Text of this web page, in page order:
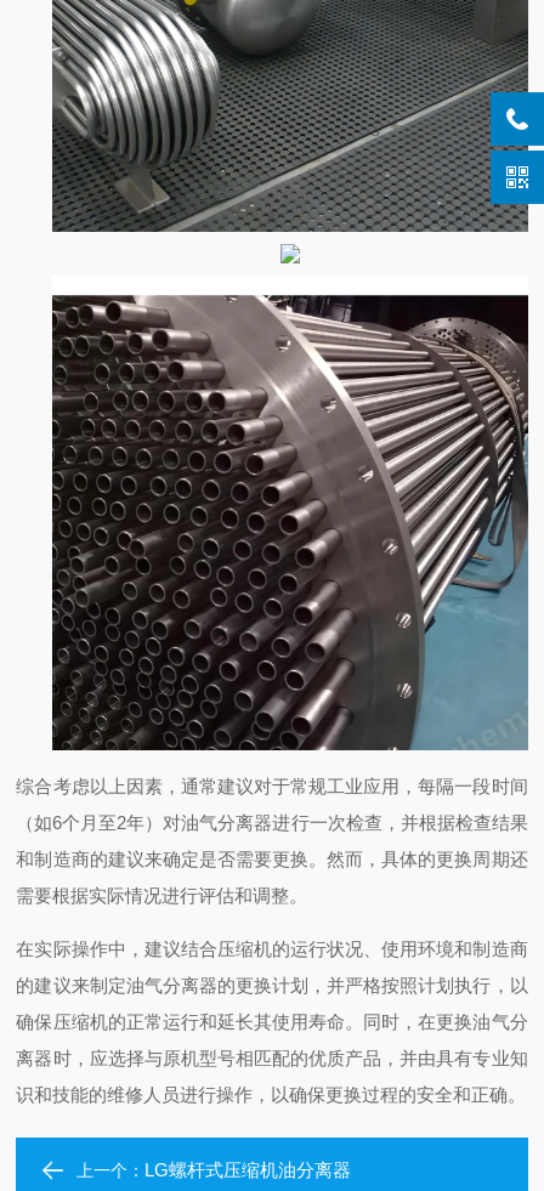
综合考虑以上因素，通常建议对于常规工业应用，每隔一段时间
（如6个月至2年）对油气分离器进行一次检查，并根据检查结果
和制造商的建议来确定是否需要更换。然而，具体的更换周期还
需要根据实际情况进行评估和调整。
在实际操作中，建议结合压缩机的运行状况、使用环境和制造商
的建议来制定油气分离器的更换计划，并严格按照计划执行，以
确保压缩机的正常运行和延长其使用寿命。同时，在更换油气分
离器时，应选择与原机型号相匹配的优质产品，并由具有专业知
识和技能的维修人员进行操作，以确保更换过程的安全和正确。
上一个： LG螺杆式压缩机油分离器